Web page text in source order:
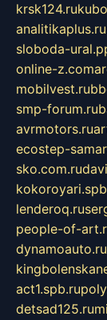
krsk124.ru
analitikaplus.ru
sloboda-
online-z.com
mobilvest.ru
smp-forum.ru
avrmotors.ru
ecostep-
sko.com.ru
lenderoq.ru
people-of-
dynamoauto.ru
act1.spb.ru
detsad125.ru